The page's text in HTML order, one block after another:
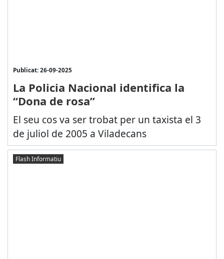
Publicat: 26-09-2025
La Policia Nacional identifica la
“Dona de rosa”
El seu cos va ser trobat per un taxista el 3
de juliol de 2005 a Viladecans
Flash Informatiu